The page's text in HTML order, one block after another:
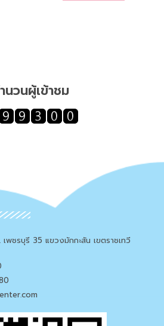
นวนผู้เข้าชม
พชรบุรี 35 แขวงมักกะสัน เขตราชเทวี